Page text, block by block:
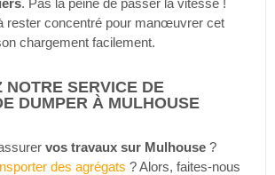
rester concentré pour manœuvrer cet
chargement facilement.
NOTRE SERVICE DE
DUMPER À MULHOUSE
vos travaux sur Mulhouse ?
des agrégats ? Alors, faites-nous